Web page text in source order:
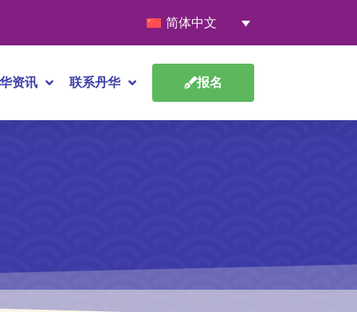
简体中文
资讯 联系丹华 报名